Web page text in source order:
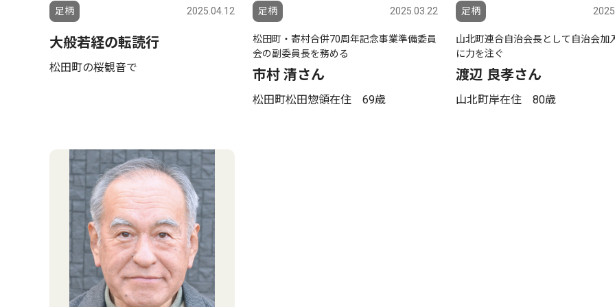
足柄 2025.04.12
大般若経の転読行
松田町の桜観音で
足柄 2025.03.22
松田町・寄村合併70周年記念事業準備委員
会の副委員長を務める
市村 清さん
松田町松田惣領在住 69歳
足柄
山北町連合自治会長として自治会加
に力を注ぐ
渡辺 良孝さん
山北町岸在住 80歳